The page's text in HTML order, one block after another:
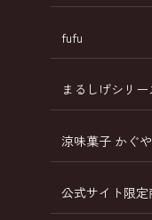
fufu
まるしげシリー
涼味菓子 かぐや
公式サイト限定